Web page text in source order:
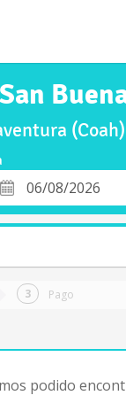
Pago
podido